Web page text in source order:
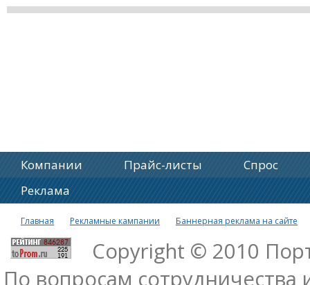
Компании Прайс-листы
Спрос
Реклама
Главная Рекламные кампании Баннерная реклама на сайте
Copyright © 2010
По вопросам